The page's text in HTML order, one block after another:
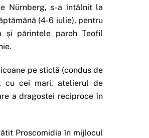
Nürnberg, s-a întâlnit la
(4-6 iulie), pentru
și părintele paroh Teofil
pe sticlă (condus de
cu cei mari, atelierul de
a dragostei reciproce în
Proscomidia în mijlocul